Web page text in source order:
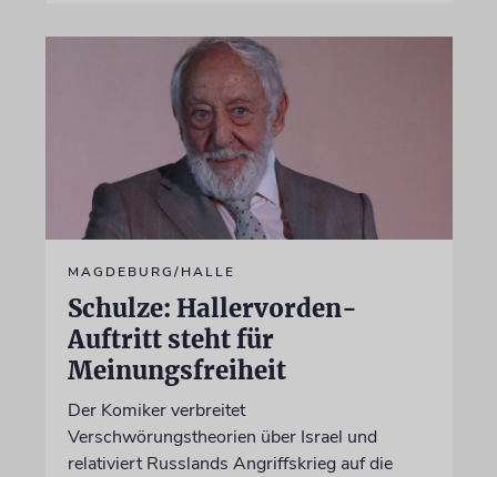
MAGDEBURG/HALLE
Schulze: Hallervorden-
Auftritt steht für
Meinungsfreiheit
Der Komiker verbreitet
Verschwörungstheorien über Israel und
relativiert Russlands Angriffskrieg auf die